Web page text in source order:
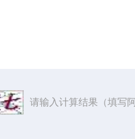
请输入计算结果（填写